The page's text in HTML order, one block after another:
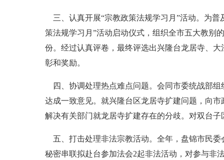
三、认真开展“宗教政策法规学习月”活动。为普
策法规学习月”活动启动仪式，组织全市五大教别
份。经过认真评卷，最终评选出兴隆台龙居寺、
彰和奖励。
四、协调处理热点难点问题。会同市委统战部组
达成一致意见。就兴隆台区龙居寺扩建问题，向
解决有关部门就龙居寺扩建存在的分歧。对双台
五、打击处理非法宗教活动。全年，盘锦市民委
秘密串联拟赴台参加法会2起非法活动，对参与非